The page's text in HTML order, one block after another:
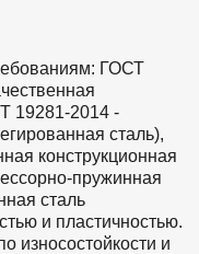
ГОСТ
19281-2014 -
сталь),
конструкционная
пружинная
сталь
и пластичностью.
износостойкости и